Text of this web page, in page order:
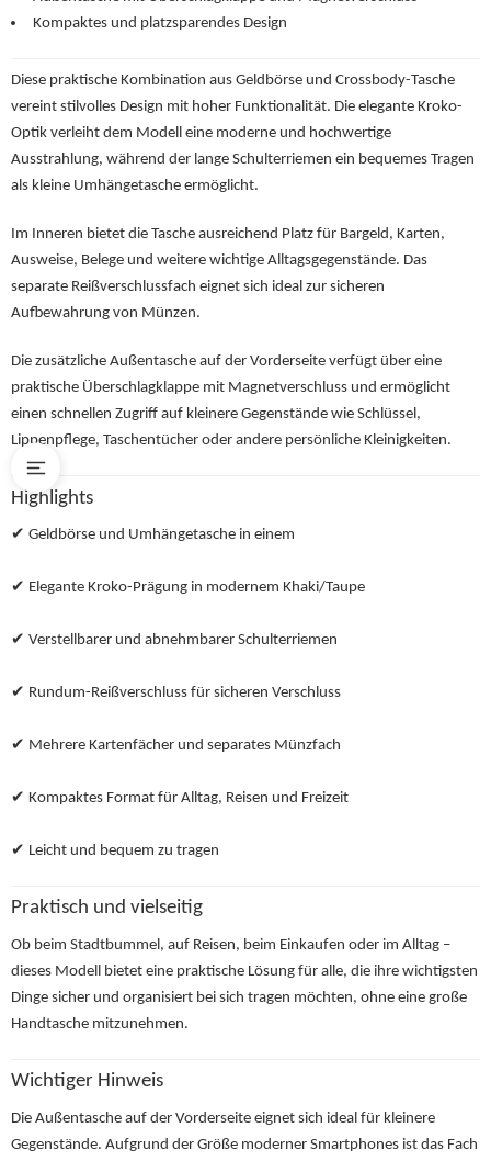
Kompaktes und platzsparendes Design
Diese praktische Kombination aus Geldbörse und Crossbody-Tasche
vereint stilvolles Design mit hoher Funktionalität. Die elegante Kroko-
Optik verleiht dem Modell eine moderne und hochwertige
Ausstrahlung, während der lange Schulterriemen ein bequemes Tragen
als kleine Umhängetasche ermöglicht.
Im Inneren bietet die Tasche ausreichend Platz für Bargeld, Karten,
Ausweise, Belege und weitere wichtige Alltagsgegenstände. Das
separate Reißverschlussfach eignet sich ideal zur sicheren
Aufbewahrung von Münzen.
Die zusätzliche Außentasche auf der Vorderseite verfügt über eine
praktische Überschlagklappe mit Magnetverschluss und ermöglicht
einen schnellen Zugriff auf kleinere Gegenstände wie Schlüssel,
Lippenpflege, Taschentücher oder andere persönliche Kleinigkeiten.
Highlights
✔ Geldbörse und Umhängetasche in einem
✔ Elegante Kroko-Prägung in modernem Khaki/Taupe
✔ Verstellbarer und abnehmbarer Schulterriemen
✔ Rundum-Reißverschluss für sicheren Verschluss
✔ Mehrere Kartenfächer und separates Münzfach
✔ Kompaktes Format für Alltag, Reisen und Freizeit
✔ Leicht und bequem zu tragen
Praktisch und vielseitig
Ob beim Stadtbummel, auf Reisen, beim Einkaufen oder im Alltag –
dieses Modell bietet eine praktische Lösung für alle, die ihre wichtigsten
Dinge sicher und organisiert bei sich tragen möchten, ohne eine große
Handtasche mitzunehmen.
Wichtiger Hinweis
Die Außentasche auf der Vorderseite eignet sich ideal für kleinere
Gegenstände. Aufgrund der Größe moderner Smartphones ist das Fach